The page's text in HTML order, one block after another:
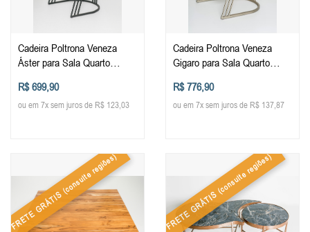
Cadeira Poltrona Veneza
Áster para Sala Quarto
Decorativa em Metal Móveis
Decoração
R$ 699,90
ou em 7x sem juros de R$ 123,03
Cadeira Poltrona Veneza
Gigaro para Sala Quarto
Decorativa em Metal Móveis
Decoração
R$ 776,90
ou em 7x sem juros de R$ 137,87
FRETE GRÁTIS
(consulte regiões)
FRETE GRÁTIS
(consulte regiões)